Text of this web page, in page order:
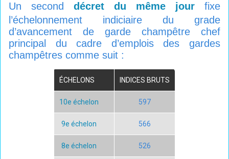
Un second décret du même jour fixe
l’échelonnement indiciaire du grade
d’avancement de garde champêtre chef
principal du cadre d’emplois des gardes
champêtres comme suit :
ÉCHELONS INDICES BRUTS
10e échelon 597
9e échelon 566
8e échelon 526